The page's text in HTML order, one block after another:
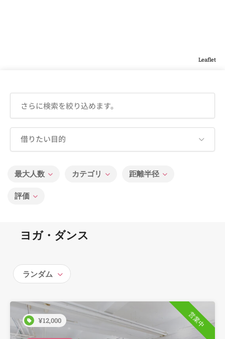
借りたい目的
最大人数 カテゴリ 距離半径
評価
ヨガ・ダンス
ランダム
¥12,000 営業中
Leaflet